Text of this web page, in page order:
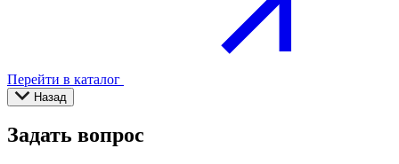
Перейти в каталог
Назад
Задать вопрос